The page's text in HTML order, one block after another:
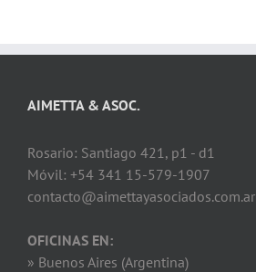
AIMETTA & ASOC.
Rosario: Santiago 421, p1 - d1
Móvil: +54 341 15-579-1907
contacto@aimettayasociados.com.ar
OFICINAS EN:
» Buenos Aires (Argentina)